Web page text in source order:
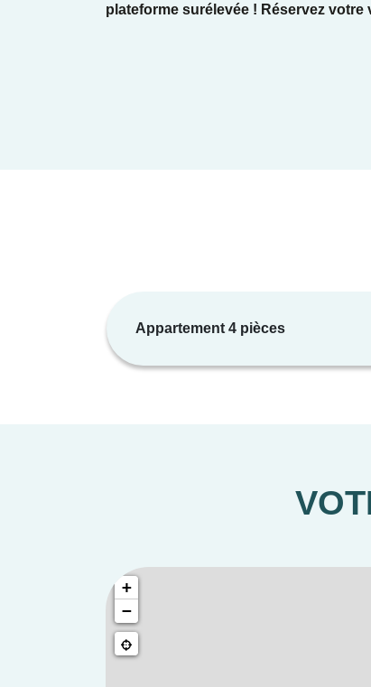
plateforme surélevée ! Réservez votre
cadre de vie intime et privilégié. Du 2
Contactez-nous dès maintenant un
choisir le logement de vos rêves !
Appartement 4 pièces
+
−